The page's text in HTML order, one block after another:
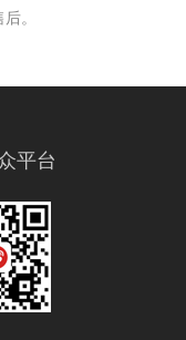
。
平台